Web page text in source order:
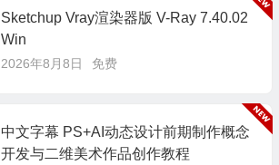
Sketchup Vray渲染器版 V-Ray 7.40.02
Win
2026年8月8日 免费
中文字幕 PS+AI动态设计前期制作概念
开发与二维美术作品创作教程